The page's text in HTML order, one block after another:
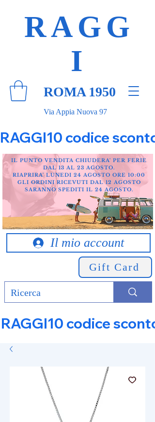
Via Appia Nuova 97
RAGG
I
ROMA 1950
RAGGI10 codice
Il mio account
Gift Card
IL PUNTO VENDITA CHIUDERA' PER FERIE
DAL 13 AL 23 AGOSTO.
RIAPRIRA' LUNEDI 24 AGOSTO ORE 10:00
GLI ORDINI RICEVUTI DAL 12 AGOSTO
SARANNO SPEDITI IL 24 AGOSTO.
RAGGI10 codice